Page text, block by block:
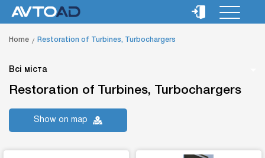
Home Restoration of Turbines, Turbochargers
Всі міста
Restoration of Turbines, Turbochargers
Show on map